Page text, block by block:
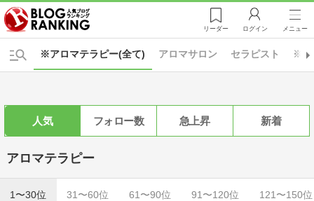
リーダー ログイン メニュー
※アロマテラピー(全て) ※美
アロマサロン セラピスト
人気 フォロー数 急上昇 新着
アロマテラピー
1〜30位 31〜60位 61〜90位 91〜120位 121〜150位